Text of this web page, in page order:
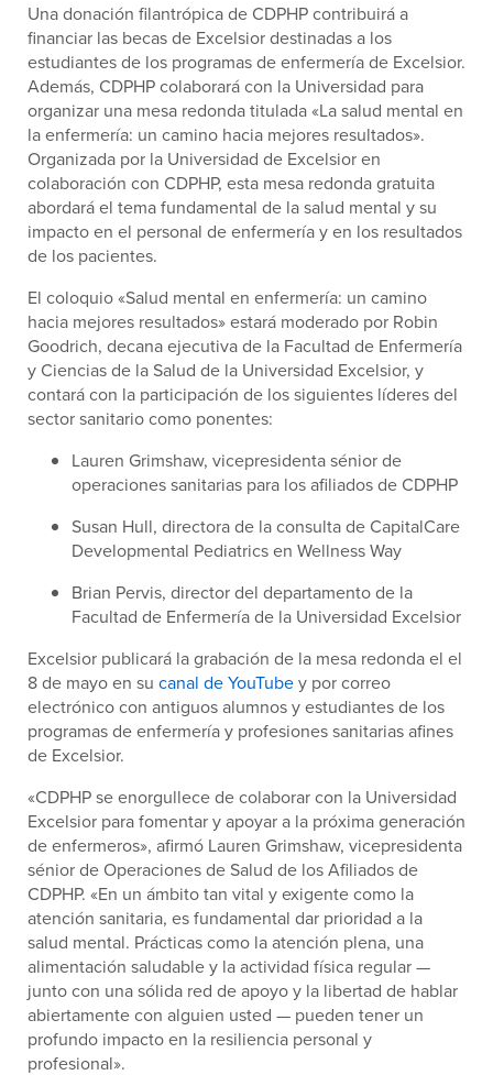
Una donación filantrópica de CDPHP contribuirá a
financiar las becas de Excelsior destinadas a los
estudiantes de los programas de enfermería de Excelsior.
Además, CDPHP colaborará con la Universidad para
organizar una mesa redonda titulada «La salud mental en
la enfermería: un camino hacia mejores resultados».
Organizada por la Universidad de Excelsior en
colaboración con CDPHP, esta mesa redonda gratuita
abordará el tema fundamental de la salud mental y su
impacto en el personal de enfermería y en los resultados
de los pacientes.
El coloquio «Salud mental en enfermería: un camino
hacia mejores resultados» estará moderado por Robin
Goodrich, decana ejecutiva de la Facultad de Enfermería
y Ciencias de la Salud de la Universidad Excelsior, y
contará con la participación de los siguientes líderes del
sector sanitario como ponentes:
Lauren Grimshaw, vicepresidenta sénior de
operaciones sanitarias para los afiliados de CDPHP
Susan Hull, directora de la consulta de CapitalCare
Developmental Pediatrics en Wellness Way
Brian Pervis, director del departamento de la
Facultad de Enfermería de la Universidad Excelsior
Excelsior publicará la grabación de la mesa redonda el el
8 de mayo en su canal de YouTubey por correo
electrónico con antiguos alumnos y estudiantes de los
programas de enfermería y profesiones sanitarias afines
de Excelsior.
«CDPHP se enorgullece de colaborar con la Universidad
Excelsior para fomentar y apoyar a la próxima generación
de enfermeros», afirmó Lauren Grimshaw, vicepresidenta
sénior de Operaciones de Salud de los Afiliados de
CDPHP. «En un ámbito tan vital y exigente como la
atención sanitaria, es fundamental dar prioridad a la
salud mental. Prácticas como la atención plena, una
alimentación saludable y la actividad física regular —
junto con una sólida red de apoyo y la libertad de hablar
abiertamente con alguien usted — pueden tener un
profundo impacto en la resiliencia personal y
profesional».